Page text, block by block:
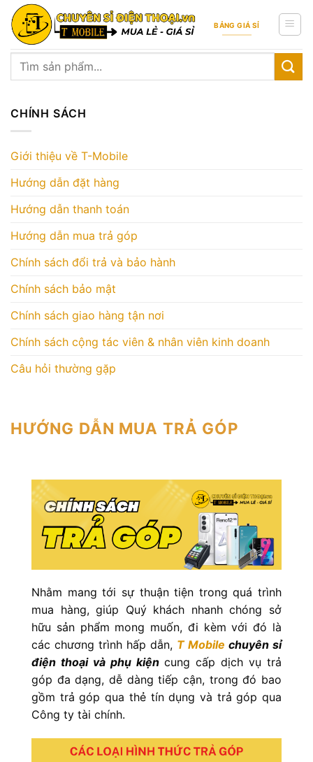
Skip
content
BẢNG GIÁ SỈ
Tìm
HƯỚNG DẪN MUA TRẢ GÓP
Nhằm mang tới sự thuận tiện trong quá trình
mua hàng, giúp Quý khách nhanh chóng sở
hữu sản phẩm mong muốn, đi kèm với đó là
các chương trình hấp dẫn, T Mobile chuyên sỉ
điện thoại và phụ kiệncung cấp dịch vụ trả
góp đa dạng, dễ dàng tiếp cận, trong đó bao
gồm trả góp qua thẻ tín dụng và trả góp qua
Công ty tài chính.
CHÍNH SÁCH
Giới thiệu về T-Mobile
Hướng dẫn đặt hàng
Hướng dẫn thanh toán
Hướng dẫn mua trả góp
Chính sách đổi trả và bảo hành
Chính sách bảo mật
Chính sách giao hàng tận nơi
Chính sách cộng tác viên & nhân viên kinh doanh
Câu hỏi thường gặp